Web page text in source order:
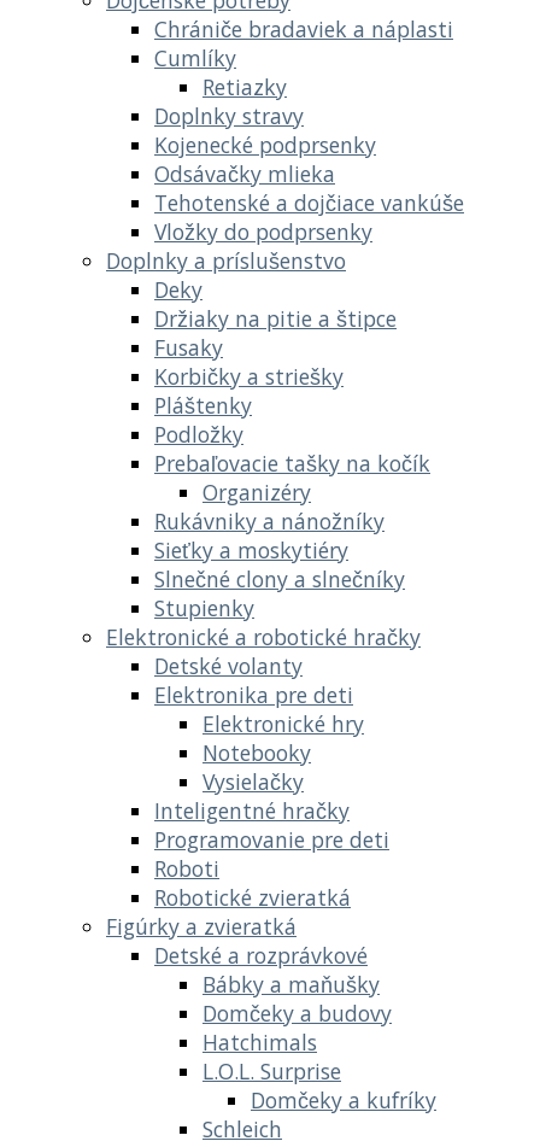
Chrániče bradaviek a náplasti
Cumlíky
Retiazky
Doplnky stravy
Kojenecké podprsenky
Odsávačky mlieka
Tehotenské a dojčiace vankúše
Vložky do podprsenky
Doplnky a príslušenstvo
Deky
Držiaky na pitie a štipce
Fusaky
Korbičky a striešky
Pláštenky
Podložky
Prebaľovacie tašky na kočík
Organizéry
Rukávniky a nánožníky
Sieťky a moskytiéry
Slnečné clony a slnečníky
Stupienky
Elektronické a robotické hračky
Detské volanty
Elektronika pre deti
Elektronické hry
Notebooky
Vysielačky
Inteligentné hračky
Programovanie pre deti
Roboti
Robotické zvieratká
Figúrky a zvieratká
Detské a rozprávkové
Bábky a maňušky
Domčeky a budovy
Hatchimals
L.O.L. Surprise
Domčeky a kufríky
Schleich